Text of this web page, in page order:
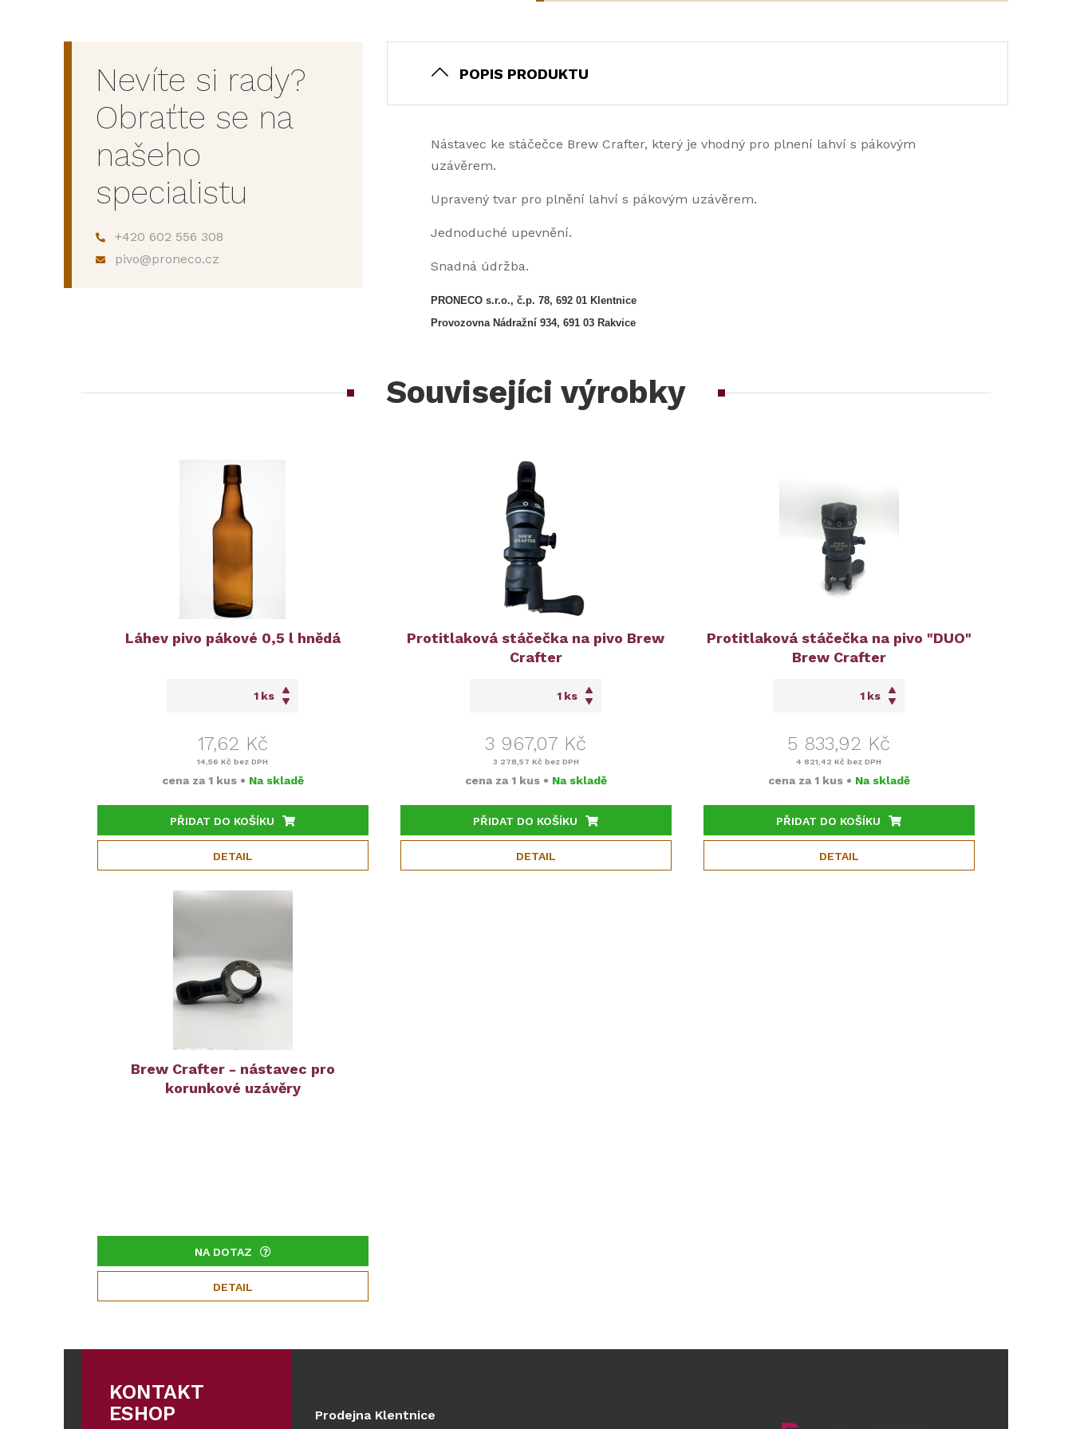
Nevíte si rady?
Obraťte se na
našeho
specialistu
+420 602 556 308
pivo@proneco.cz
POPIS PRODUKTU
Nástavec ke stáčečce Brew Crafter, který je vhodný pro plnení lahví s pákovým
uzávěrem.
Upravený tvar pro plnění lahví s pákovým uzávěrem.
Jednoduché upevnění.
Snadná údržba.
PRONECO s.r.o., č.p. 78, 692 01 Klentnice
Provozovna Nádražní 934, 691 03 Rakvice
Souvisejíci výrobky
Láhev pivo pákové 0,5 l hnědá
ks
17,62 Kč
14,56 Kč bez DPH
cena za 1 kus • Na skladě
PŘIDAT DO KOŠÍKU
DETAIL
Protitlaková stáčečka na pivo Brew
Crafter
ks
3 967,07 Kč
3 278,57 Kč bez DPH
cena za 1 kus • Na skladě
PŘIDAT DO KOŠÍKU
DETAIL
Protitlaková stáčečka na pivo "DUO"
Brew Crafter
ks
5 833,92 Kč
4 821,42 Kč bez DPH
cena za 1 kus • Na skladě
PŘIDAT DO KOŠÍKU
DETAIL
Brew Crafter - nástavec pro
korunkové uzávěry
NA DOTAZ
DETAIL
KONTAKT
ESHOP
Prodejna Klentnice